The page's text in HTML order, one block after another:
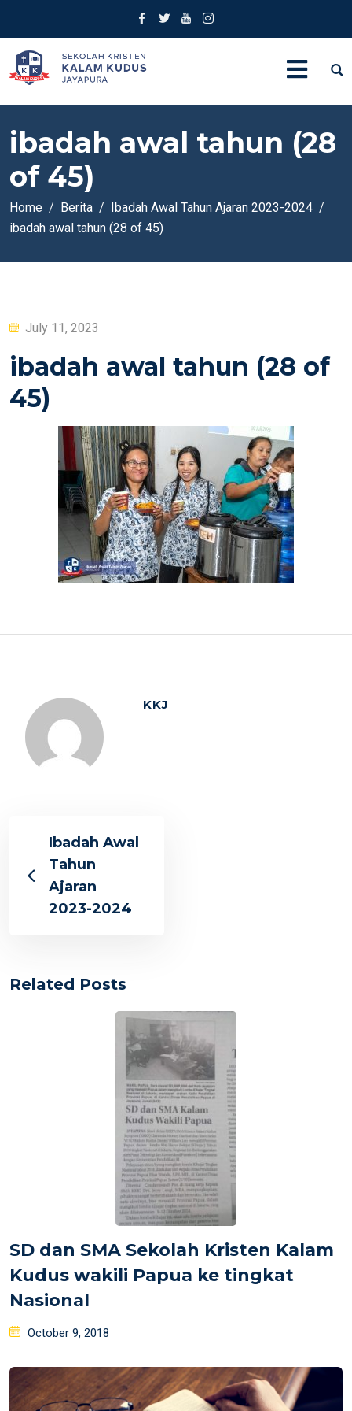
ibadah awal tahun (28
of 45)
Home Berita
Ibadah Awal Tahun Ajaran 2023-2024
ibadah awal tahun (28 of 45)
Posted
July 11, 2023
ibadah awal tahun (28 of
45)
KKJ
Ibadah Awal
Tahun
Ajaran
2023-2024
Related Posts
SD dan SMA Sekolah Kristen Kalam
Kudus wakili Papua ke tingkat
Nasional
Posted
October 9, 2018